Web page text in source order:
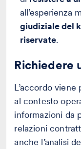
all’esperienza
giudiziale del
riservate.
Richiedere
L’accordo
al contesto
informazioni da
relazioni
anche l’analisi